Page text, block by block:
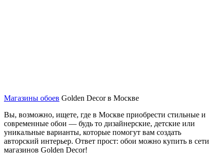
Магазины обоев Golden Decor в Москве
Вы, возможно, ищете, где в Москве приобрести стильные и
современные обои — будь то дизайнерские, детские или
уникальные варианты, которые помогут вам создать
авторский интерьер. Ответ прост: обои можно купить в сети
магазинов Golden Decor!